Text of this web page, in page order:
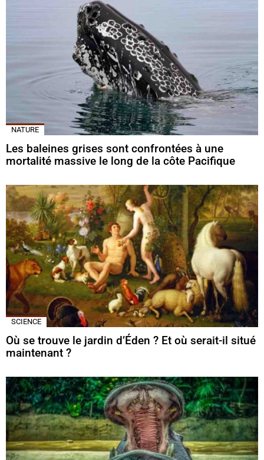
NATURE
Les baleines grises sont confrontées à une
mortalité massive le long de la côte Pacifique
SCIENCE
Où se trouve le jardin d’Éden ? Et où serait-il situé
maintenant ?